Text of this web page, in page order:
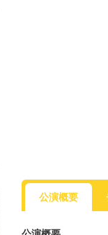
公演概要